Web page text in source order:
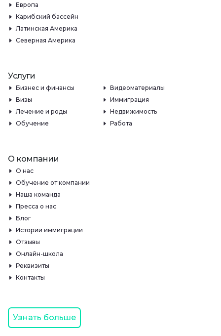
Европа
Карибский бассейн
Латинская Америка
Северная Америка
Услуги
Бизнес и финансы
Видеоматериалы
Визы
Иммиграция
Лечение и роды
Недвижимость
Обучение
Работа
О компании
О нас
Обучение от компании
Наша команда
Пресса о нас
Блог
Истории иммиграции
Отзывы
Онлайн-школа
Реквизиты
Контакты
Узнать больше